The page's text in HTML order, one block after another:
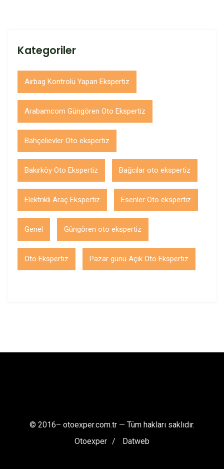
Kategoriler
Airbag Kontrolü Yapan Ekspertiz
Arabamcom Güngören Oto Ekspertiz
Bahçelievler Oto ekspertiz
Bakırköy Oto Ekspertiz Bağcılar oto ekspertiz
Elektrikli Araç Ekspertiz Esenler Oto ekspertiz
Genel Güngören oto ekspertiz
Oto Ekspertiz Pazar günü Açık Oto Ekspertiz
© 2016– otoexper.com.tr — Tüm hakları saklıdır.
Otoexper
Datweb